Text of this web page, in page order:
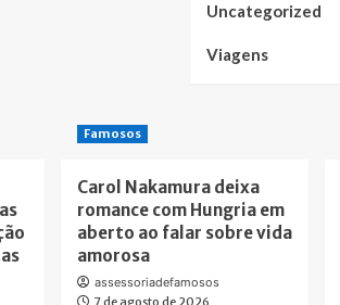
Uncategorized
Viagens
Famosos
Carol Nakamura deixa
romance com Hungria em
aberto ao falar sobre vida
amorosa
assessoriadefamosos
7 de agosto de 2026